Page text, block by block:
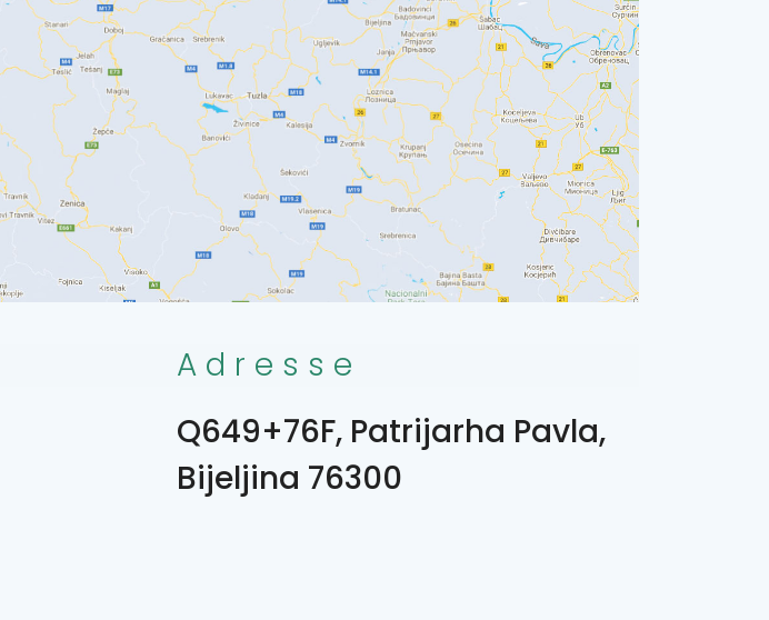
Adresse
Q649+76F, Patrijarha Pavla,
Bijeljina 76300